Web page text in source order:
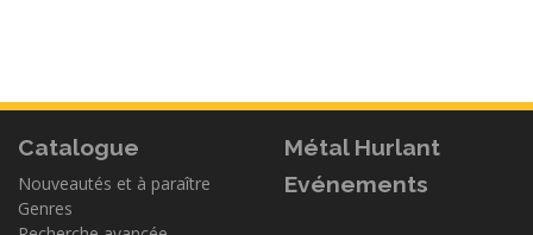
Catalogue
Nouveautés et à paraître
Genres
Métal Hurlant
Evénements